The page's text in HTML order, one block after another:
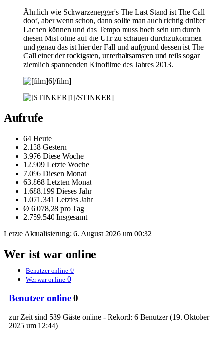
Ähnlich wie Schwarzenegger's The Last Stand ist The Call
doof, aber wenn schon, dann sollte man auch richtig drüber
Lachen können und das Tempo muss hoch sein um durch
diesen Mist ohne auf die Uhr zu schauen durchzukommen
und genau das ist hier der Fall und aufgrund dessen ist The
Call einer der rockigsten, unterhaltsamsten und teils sogar
ziemlich spannenden Kinofilme des Jahres 2013.
Aufrufe
64 Heute
2.138 Gestern
3.976 Diese Woche
12.909 Letzte Woche
7.096 Diesen Monat
63.868 Letzten Monat
1.688.199 Dieses Jahr
1.071.341 Letztes Jahr
Ø 6.078,28 pro Tag
2.759.540 Insgesamt
Letzte Aktualisierung: 6. August 2026 um 00:32
Wer ist war online
Benutzer online 0
Wer war online 0
Benutzer online 0
zur Zeit sind 589 Gäste online - Rekord: 6 Benutzer (19. Oktober
2025 um 12:44)